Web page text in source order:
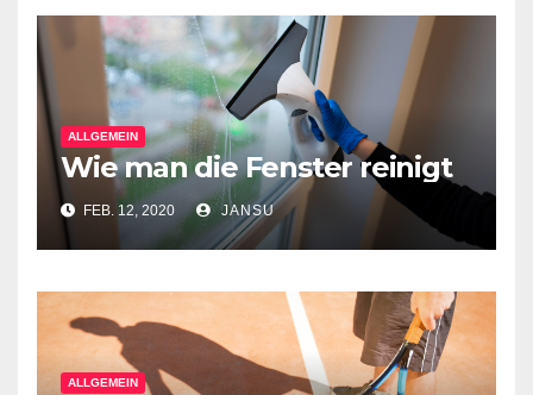
ALLGEMEIN
Wie man die Fenster reinigt
FEB. 12, 2020 JANSU
ALLGEMEIN